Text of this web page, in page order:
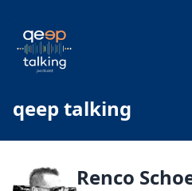
qeep talking
Renco